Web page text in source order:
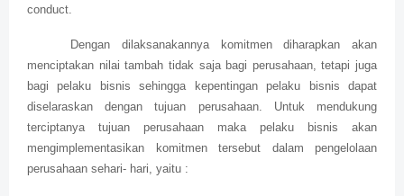
conduct.
Dengan dilaksanakannya komitmen diharapkan akan
menciptakan nilai tambah tidak saja bagi perusahaan, tetapi juga
bagi pelaku bisnis sehingga kepentingan pelaku bisnis dapat
diselaraskan dengan tujuan perusahaan. Untuk mendukung
terciptanya tujuan perusahaan maka pelaku bisnis akan
mengimplementasikan komitmen tersebut dalam pengelolaan
perusahaan sehari- hari, yaitu :